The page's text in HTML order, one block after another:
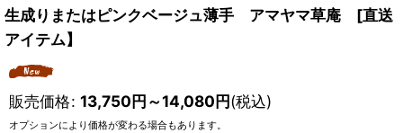
生成りまたはピンクベージュ薄手 アマヤマ草庵 [直送
アイテム】
販売価格: 13,750円～14,080円(税込)
オプションにより価格が変わる場合もあります。